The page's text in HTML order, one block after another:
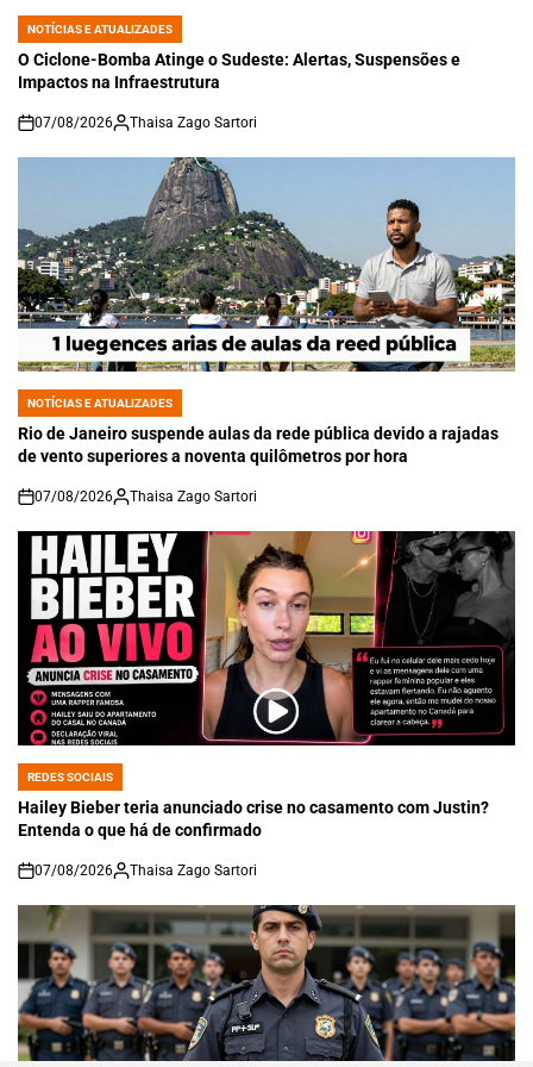
POSTED
IN
NOTÍCIAS E ATUALIZADES
O Ciclone-Bomba Atinge o Sudeste: Alertas, Suspensões e
Impactos na Infraestrutura
on
07/08/2026 Thaisa Zago Sartori
POSTED
IN
NOTÍCIAS E ATUALIZADES
Rio de Janeiro suspende aulas da rede pública devido a rajadas
de vento superiores a noventa quilômetros por hora
on
07/08/2026 Thaisa Zago Sartori
POSTED
IN
REDES SOCIAIS
Hailey Bieber teria anunciado crise no casamento com Justin?
Entenda o que há de confirmado
on
07/08/2026 Thaisa Zago Sartori